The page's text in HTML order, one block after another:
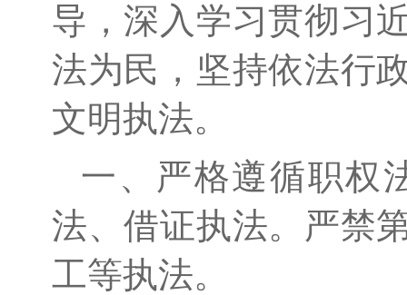
导，深入学习贯彻习
法为民，坚持依法行
文明执法。
一、严格遵循职权
法、借证执法。严禁
工等执法。